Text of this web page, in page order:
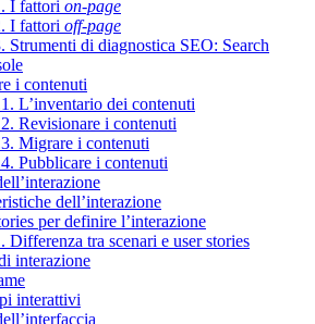
I fattori on-page
I fattori off-page
Strumenti di diagnostica SEO: Search
i contenuti
L’inventario dei contenuti
Revisionare i contenuti
Migrare i contenuti
Pubblicare i contenuti
dell’interazione
per definire l’interazione
Differenza tra scenari e user stories
interazione
interattivi